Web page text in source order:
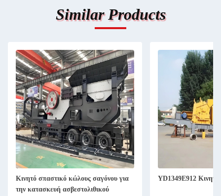
Similar Products
Κινητό σπαστικό κώλους σαγόνου για
την κατασκευή ασβεστολιθικού
YD1349E912 Κινητό